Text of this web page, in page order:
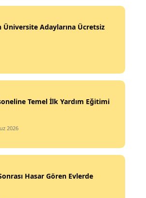
Üniversite Adaylarına Ücretsiz
Temel İlk Yardım Eğitimi
2026
Hasar Gören Evlerde